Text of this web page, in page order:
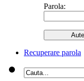
Parola:
Recuperare parola